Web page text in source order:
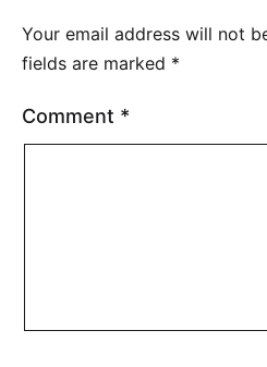
Your email address will not
fields are marked *
Comment *